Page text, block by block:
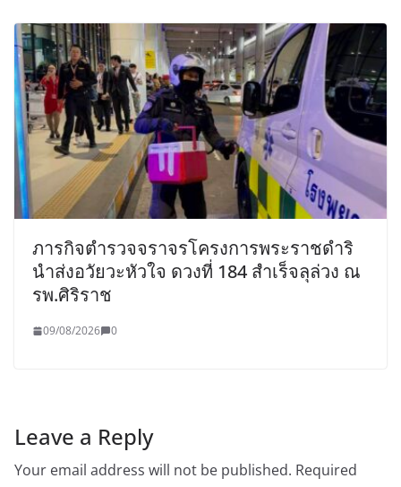
ภารกิจตำรวจจราจรโครงการพระราชดำริ
นำส่งอวัยวะหัวใจ ดวงที่ 184 สำเร็จลุล่วง ณ
รพ.ศิริราช
09/08/2026 0
Leave a Reply
Your email address will not be published. Required